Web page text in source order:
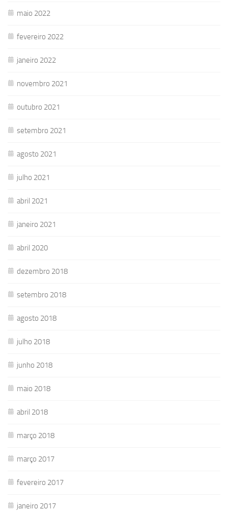
maio 2022
fevereiro 2022
janeiro 2022
novembro 2021
outubro 2021
setembro 2021
agosto 2021
julho 2021
abril 2021
janeiro 2021
abril 2020
dezembro 2018
setembro 2018
agosto 2018
julho 2018
junho 2018
maio 2018
abril 2018
março 2018
março 2017
fevereiro 2017
janeiro 2017